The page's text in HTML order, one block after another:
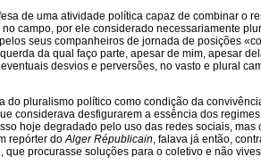
de uma atividade política capaz de combinar o
campo, por ele considerado necessariamente
seus companheiros de jornada de posições
da qual faço parte, apesar de mim, apesar
desvios e perversões, no vasto e plural
do pluralismo político como condição da
considerava desfigurarem a essência dos
hoje degradado pelo uso das redes sociais,
repórter doAlger Républicain, falava já então,
que procurasse soluções para o coletivo e não